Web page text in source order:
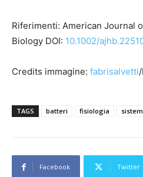
Riferimenti: American Journal
Biology DOI: 10.1002/
Credits immagine: fabrisalvetti
TAGS batteri fisiologia
Facebook Twitter